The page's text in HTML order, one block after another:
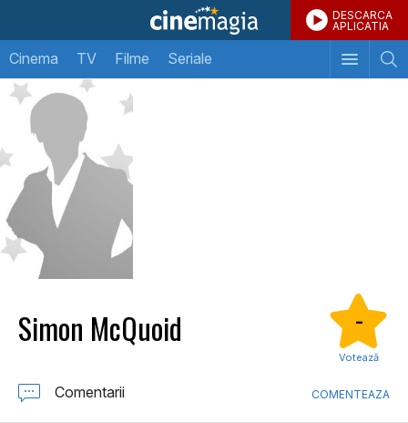
DESCARCA
APLICATIA
Cinema TV Filme Seriale
Simon McQuoid -
Votează
Comentarii COMENTEAZA